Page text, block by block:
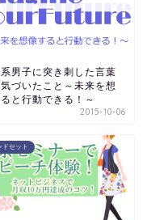
男子に突き刺した言葉
づいたこと～未来を想
と行動できる！～
2015-10-06
ドセット